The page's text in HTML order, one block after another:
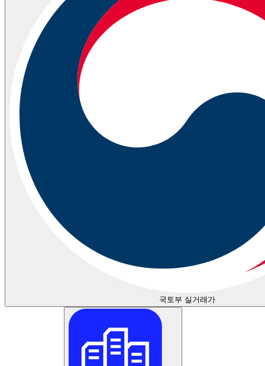
국토부 실거래가